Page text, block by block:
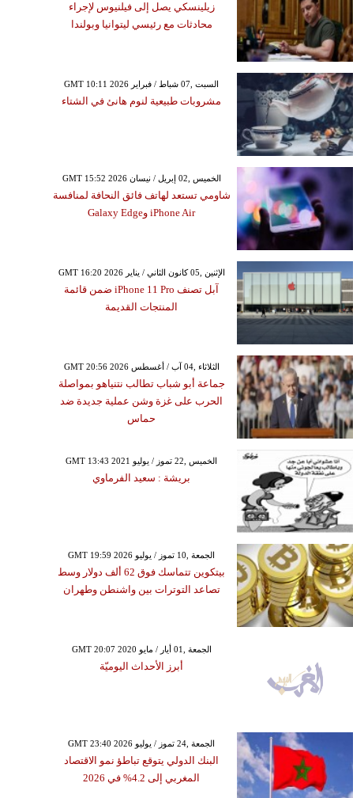
زيلينسكي يصل إلى فيلنيوس لإجراء
محادثات مع رئيسي ليتوانيا وبولندا
GMT 10:11 2026 السبت ,07 شباط / فبراير
مشروبات طبيعية لنوم هانئ في الشتاء
GMT 15:52 2026 الخميس ,02 إبريل / نيسان
شاومي تستعد لهاتف فائق النحافة لمنافسة
iPhone Air وGalaxy Edge
GMT 16:20 2026 الإثنين ,05 كانون الثاني / يناير
آبل تصنف iPhone 11 Pro ضمن قائمة
المنتجات القديمة
GMT 20:56 2026 الثلاثاء ,04 آب / أغسطس
جماعة أبو شباب تطالب نتنياهو بمواصلة
الحرب على غزة وشن عملية جديدة ضد
حماس
GMT 13:43 2021 الخميس ,22 تموز / يوليو
بريشة : سعيد الفرماوي
GMT 19:59 2026 الجمعة ,10 تموز / يوليو
بيتكوين تتماسك فوق 62 ألف دولار وسط
تصاعد التوترات بين واشنطن وطهران
GMT 20:07 2020 الجمعة ,01 أيار / مايو
أبرز الأحداث اليوميّة
GMT 23:40 2026 الجمعة ,24 تموز / يوليو
البنك الدولي يتوقع تباطؤ نمو الاقتصاد
المغربي إلى 4.2% في 2026